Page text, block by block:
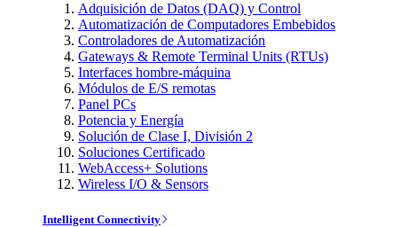
Adquisición de Datos (DAQ) y Control
Automatización de Computadores Embebidos
Controladores de Automatización
Gateways & Remote Terminal Units (RTUs)
Interfaces hombre-máquina
Módulos de E/S remotas
Panel PCs
Potencia y Energía
Solución de Clase I, División 2
Soluciones Certificado
WebAccess+ Solutions
Wireless I/O & Sensors
Intelligent Connectivity